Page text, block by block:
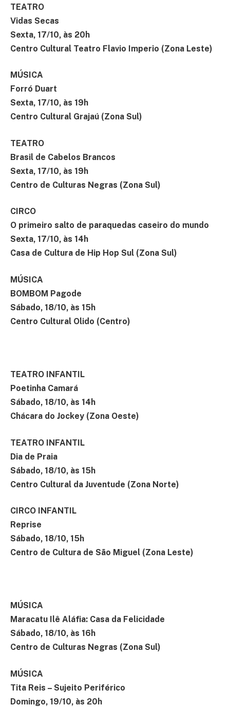
TEATRO
Vidas Secas
Sexta, 17/10, às 20h
Centro Cultural Teatro Flavio Imperio (Zona Leste)
MÚSICA
Forró Duart
Sexta, 17/10, às 19h
Centro Cultural Grajaú (Zona Sul)
TEATRO
Brasil de Cabelos Brancos
Sexta, 17/10, às 19h
Centro de Culturas Negras (Zona Sul)
CIRCO
O primeiro salto de paraquedas caseiro do mundo
Sexta, 17/10, às 14h
Casa de Cultura de Hip Hop Sul (Zona Sul)
MÚSICA
BOMBOM Pagode
Sábado, 18/10, às 15h
Centro Cultural Olido (Centro)
TEATRO INFANTIL
Poetinha Camará
Sábado, 18/10, às 14h
Chácara do Jockey (Zona Oeste)
TEATRO INFANTIL
Dia de Praia
Sábado, 18/10, às 15h
Centro Cultural da Juventude (Zona Norte)
CIRCO INFANTIL
Reprise
Sábado, 18/10, 15h
Centro de Cultura de São Miguel (Zona Leste)
MÚSICA
Maracatu Ilê Aláfia: Casa da Felicidade
Sábado, 18/10, às 16h
Centro de Culturas Negras (Zona Sul)
MÚSICA
Tita Reis – Sujeito Periférico
Domingo, 19/10, às 20h